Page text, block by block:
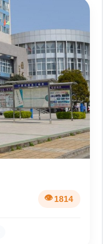
1814